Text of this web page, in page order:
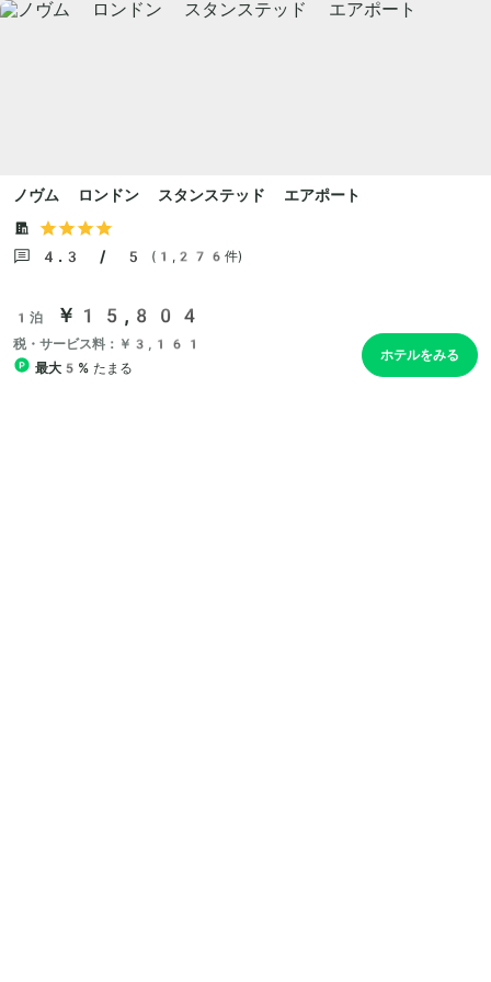
ノヴム ロンドン スタンステッド エアポート
4.3 / 5 (1,276件)
1泊 ￥15,804
税・サービス料：￥3,161
最大5% たまる
ホテルをみる